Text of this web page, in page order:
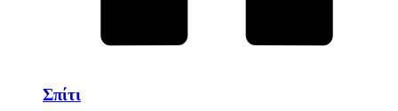
Σπίτι